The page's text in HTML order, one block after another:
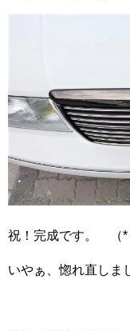
祝！完成です。 （*
いやぁ、惚れ直しま